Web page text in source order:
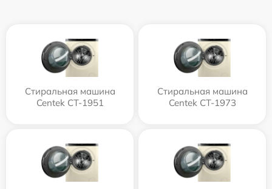
Стиральная машина
Centek CT-1951
Стиральная машина
Centek CT-1973